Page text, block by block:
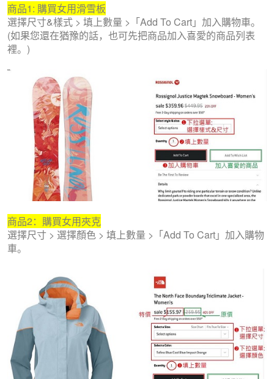
商品1: 購買女用滑雪板
選擇尺寸&樣式 > 填上數量 >「Add To Cart」加入購物車。
(如果您還在猶豫的話，也可先把商品加入喜愛的商品列表
裡。)
商品2：購買女用夾克
選擇尺寸 > 選擇顏色 > 填上數量 >「Add To Cart」加入購物
車。